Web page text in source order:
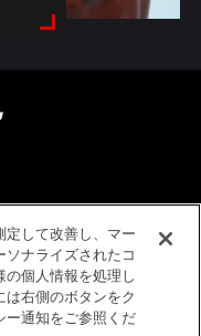
的事項
用規約
人情報保
定して改善し、マー
ソナライズされたコ
の個人情報を処理し
は右側のボタンをク
ー通知をご参照くだ